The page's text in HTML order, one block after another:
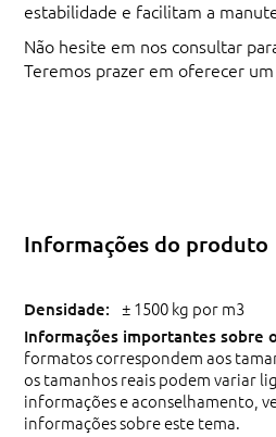
estabilidade e facilitam a
Não hesite em nos consultar
Teremos prazer em oferecer
Informações do produto
± 1500 kg por m3
formatos correspondem aos
os tamanhos reais podem variar
informações e aconselhamento,
informações sobre este tema.